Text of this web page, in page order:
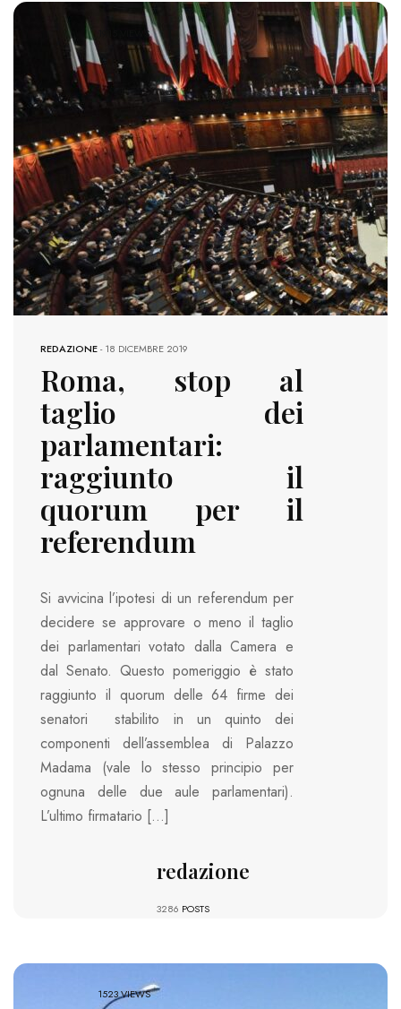
1915 VIEWS
REDAZIONE-18 DICEMBRE 2019
Roma, stop al
taglio dei
parlamentari:
raggiunto il
quorum per il
referendum
Si avvicina l’ipotesi di un referendum per
decidere se approvare o meno il taglio
dei parlamentari votato dalla Camera e
dal Senato. Questo pomeriggio è stato
raggiunto il quorum delle 64 firme dei
senatori stabilito in un quinto dei
componenti dell’assemblea di Palazzo
Madama (vale lo stesso principio per
ognuna delle due aule parlamentari).
L’ultimo firmatario […]
redazione
3286 POSTS
1523 VIEWS